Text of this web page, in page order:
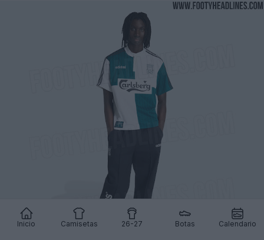
Inicio Camisetas 26-27 Botas Calendario